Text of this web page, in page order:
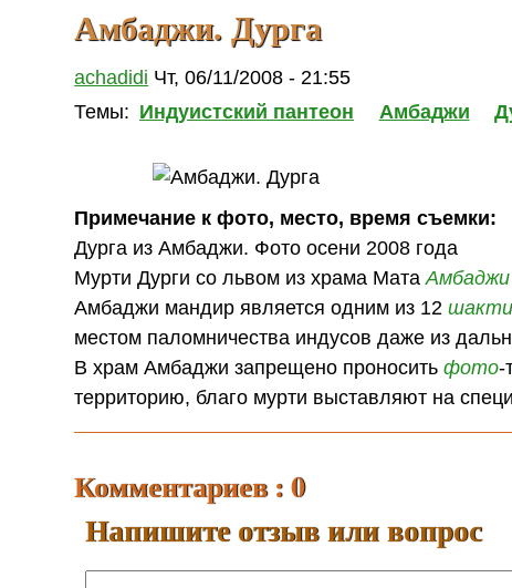
Амбаджи. Дурга
achadidi Чт, 06/11/2008 - 21:55
Темы: Индуистский пантеон Амбаджи
Примечание к фото, место, время съемки:
Дурга из Амбаджи. Фото осени 2008 года
Мурти Дурги со львом из храма МатаАмбаджи
Амбаджи мандир является одним из 12
местом паломничества индусов даже из
В храм Амбаджи запрещено проноситьфото-
территорию, благо мурти выставляют на
Комментариев : 0
Напишите отзыв или вопрос